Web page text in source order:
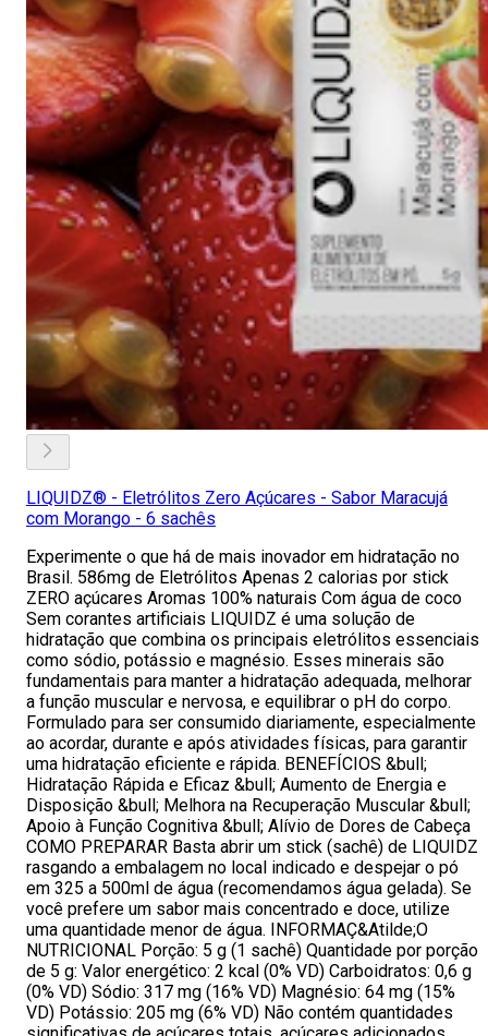
LIQUIDZ® - Eletrólitos Zero Açúcares - Sabor Maracujá
com Morango - 6 sachês
Experimente o que há de mais inovador em hidratação no
Brasil. 586mg de Eletrólitos Apenas 2 calorias por stick
ZERO açúcares Aromas 100% naturais Com água de coco
Sem corantes artificiais LIQUIDZ é uma solução de
hidratação que combina os principais eletrólitos essenciais
como sódio, potássio e magnésio. Esses minerais são
fundamentais para manter a hidratação adequada, melhorar
a função muscular e nervosa, e equilibrar o pH do corpo.
Formulado para ser consumido diariamente, especialmente
ao acordar, durante e após atividades físicas, para garantir
uma hidratação eficiente e rápida. BENEFÍCIOS &bull;
Hidratação Rápida e Eficaz &bull; Aumento de Energia e
Disposição &bull; Melhora na Recuperação Muscular &bull;
Apoio à Função Cognitiva &bull; Alívio de Dores de Cabeça
COMO PREPARAR Basta abrir um stick (sachê) de LIQUIDZ
rasgando a embalagem no local indicado e despejar o pó
em 325 a 500ml de água (recomendamos água gelada). Se
você prefere um sabor mais concentrado e doce, utilize
uma quantidade menor de água. INFORMAÇ&Atilde;O
NUTRICIONAL Porção: 5 g (1 sachê) Quantidade por porção
de 5 g: Valor energético: 2 kcal (0% VD) Carboidratos: 0,6 g
(0% VD) Sódio: 317 mg (16% VD) Magnésio: 64 mg (15%
VD) Potássio: 205 mg (6% VD) Não contém quantidades